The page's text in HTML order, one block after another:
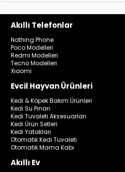
Akıllı Telefonlar
Nothing Phone
Poco Modelleri
Redmi Modelleri
Tecno Modelleri
Xiaomi
Evcil Hayvan Ürünleri
Kedi & Köpek Bakım Ürünleri
Kedi Su Pınarı
Kedi Tuvaleti Aksesuarları
Kedi Ürün Setleri
Kedi Yatakları
Otomatik Kedi Tuvaleti
Otomatik Mama Kabı
Akıllı Ev